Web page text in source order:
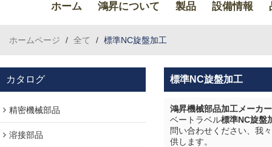
ホーム 鴻昇について 製品 設備情報
ホームページ / 全て / 標準NC旋盤加工
カタログ
精密機械部品
溶接部品
標準NC旋盤加工
鴻昇機械部品加工メーカー
ベートラベル標準NC旋盤
問い合わせください、我
供します。